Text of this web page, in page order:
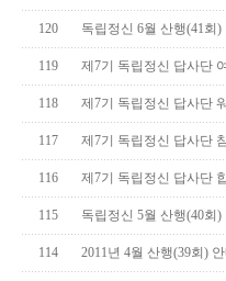
120 독립정신 6월 산행(41회)
119 제7기 독립정신 답사단
118 제7기 독립정신 답사단
117 제7기 독립정신 답사단
116 제7기 독립정신 답사단
115 독립정신 5월 산행(40회)
114 2011년 4월 산행(39회)